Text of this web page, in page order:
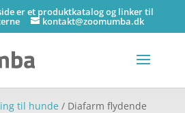
er et produktkatalog og linker til
kontakt@zoomumba.dk
til hunde / Diafarm flydende